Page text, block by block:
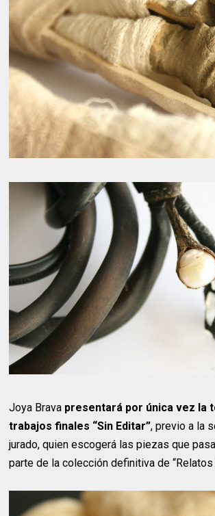
Joya Brava presentará por única vez la
trabajos finales “Sin Editar”, previo a la
jurado, quien escogerá las piezas que
parte de la colección definitiva de “Relatos